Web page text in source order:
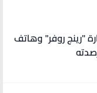
في فلسطين .. سيارة "رينج روفر" وهاتف